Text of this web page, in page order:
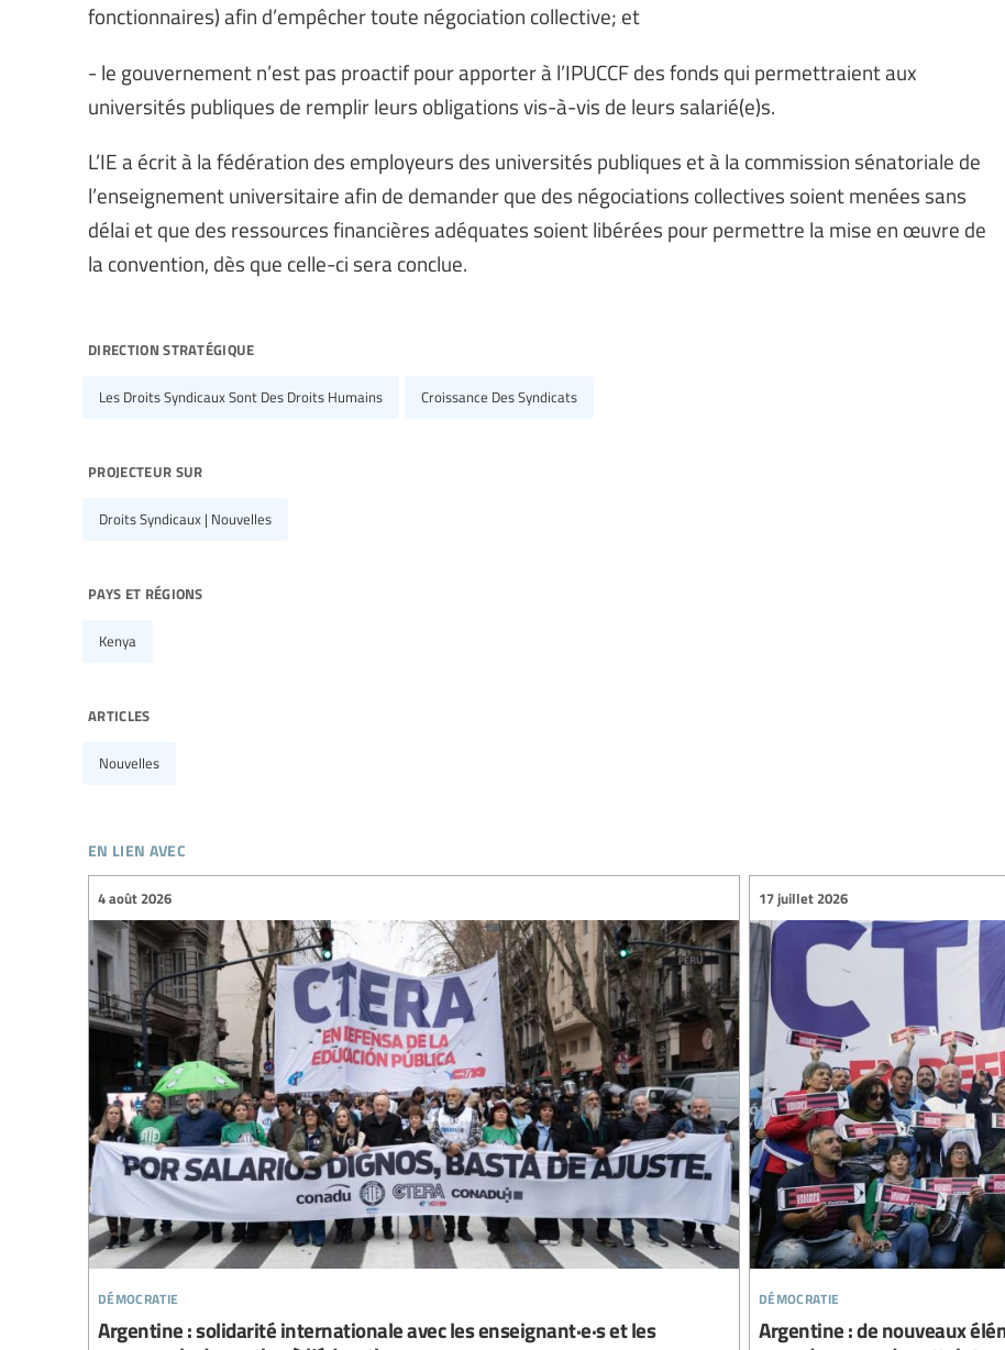
fonctionnaires) afin d’empêcher toute négociation collective; et
- le gouvernement n’est pas proactif pour apporter à l’IPUCCF des fonds qui permettraient aux
universités publiques de remplir leurs obligations vis-à-vis de leurs salarié(e)s.
L’IE a écrit à la fédération des employeurs des universités publiques et à la commission sénatoriale de
l’enseignement universitaire afin de demander que des négociations collectives soient menées sans
délai et que des ressources financières adéquates soient libérées pour permettre la mise en œuvre de
la convention, dès que celle-ci sera conclue.
direction stratégique
Les Droits Syndicaux Sont Des Droits Humains Croissance Des Syndicats
projecteur sur
Droits Syndicaux | Nouvelles
pays et régions
Kenya
articles
Nouvelles
en lien avec
démocratie
4 août 2026
Argentine : solidarité internationale avec les enseignant·e·s et les
démocratie
17 juillet 2026
Argentine : de nouveaux